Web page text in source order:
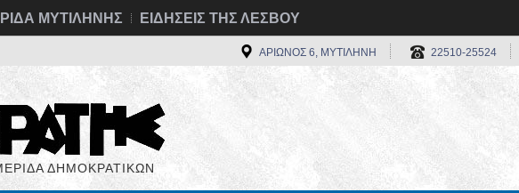
ΜΥΤΙΛΗΝΗΣ ΕΙΔΗΣΕΙΣ ΤΗΣ ΛΕΣΒΟΥ
ΑΡΙΩΝΟΣ 6, ΜΥΤΙΛΗΝΗ 22510-25524
ΔΗΜΟΚΡΑΤΙΚΩΝ